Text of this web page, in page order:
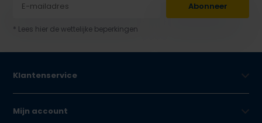
Abonneer
* Lees hier de wettelijke beperkingen
Klantenservice
Mijn account